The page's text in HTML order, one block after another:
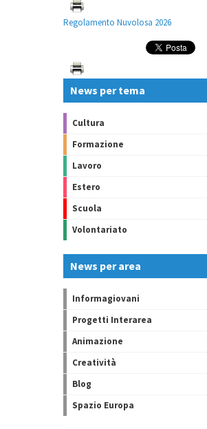
Regolamento Nuvolosa 2026
News per tema
Cultura
Formazione
Lavoro
Estero
Scuola
Volontariato
News per area
Informagiovani
Progetti Interarea
Animazione
Creatività
Blog
Spazio Europa